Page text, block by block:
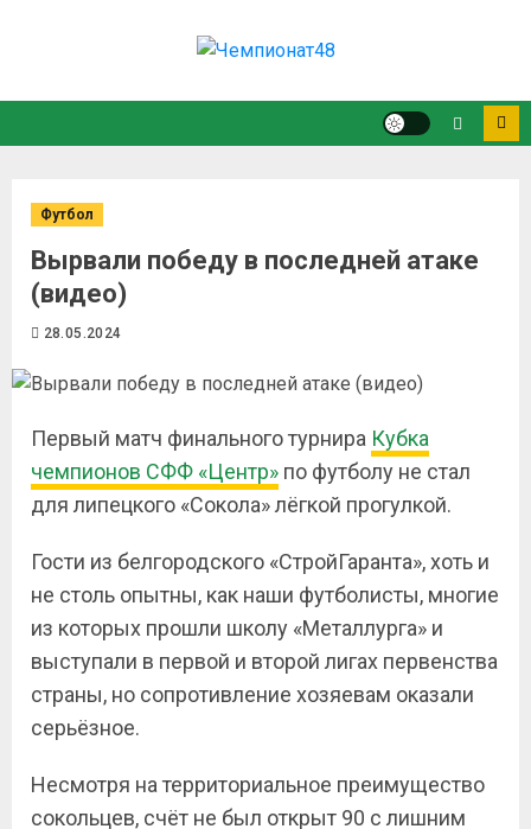
Футбол
Вырвали победу в последней атаке
(видео)
28.05.2024
Первый матч финального турнира Кубка
чемпионов СФФ «Центр» по футболу не стал
для липецкого «Сокола» лёгкой прогулкой.
Гости из белгородского «СтройГаранта», хоть и
не столь опытны, как наши футболисты, многие
из которых прошли школу «Металлурга» и
выступали в первой и второй лигах первенства
страны, но сопротивление хозяевам оказали
серьёзное.
Несмотря на территориальное преимущество
сокольцев, счёт не был открыт 90 с лишним